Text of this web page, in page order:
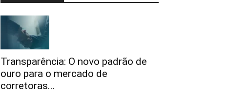
Transparência: O novo padrão de
ouro para o mercado de
corretoras...